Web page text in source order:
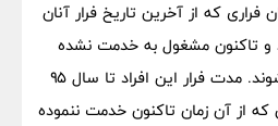
فراری که از آخرین تاریخ فرار آنان
باشد و تاکنون مشغول به خدمت نشده
باشند، مشمول معافیت می‌شوند. مدت فرار این افراد تا سال ۹۵
از آن زمان تاکنون خدمت ننموده